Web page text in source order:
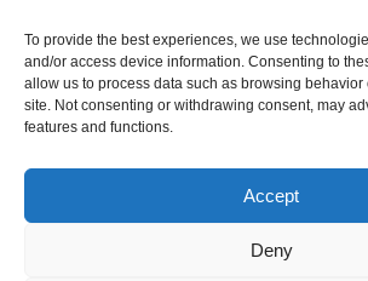
To provide the best experiences, we use
and/or access device information. Consenting to
allow us to process data such as browsing
site. Not consenting or withdrawing consent, may
features and functions.
Accept
Deny
Steuern
Versicherung
Wohnen
Satzung